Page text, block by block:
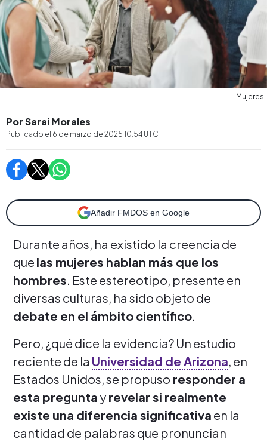
Mujeres
Por Sarai Morales
Publicado el 6 de marzo de 2025 10:54 UTC
Añadir FMDOS en Google
Durante años, ha existido la creencia de
que las mujeres hablan más que los
hombres. Este estereotipo, presente en
diversas culturas, ha sido objeto de
debate en el ámbito científico.
Pero, ¿qué dice la evidencia? Un estudio
reciente de la Universidad de Arizona, en
Estados Unidos, se propuso responder a
esta pregunta y revelar si realmente
existe una diferencia significativa en la
cantidad de palabras que pronuncian